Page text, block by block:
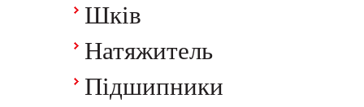
Шків
Натяжитель
Підшипники